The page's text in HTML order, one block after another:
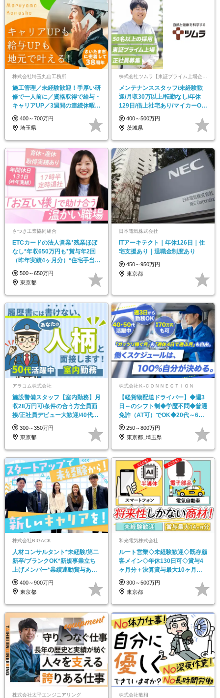
株式会社埼玉丸山工務所
施工管理／未経験歓迎！手厚い研
修で一人前に／資格取得で給与・
キャリアUP／3週間の連続休暇実
績あり
400～700万円
埼玉県
株式会社ツムラ【東証プライム上場企業】
メンテナンススタッフ/未経験歓
迎/月収30万以上/転勤なし/年休
129日/借上社宅あり/マイカーOK/
社食あり
400～500万円
茨城県
さつき工業協同組合
ETCカードの法人営業*残業ほぼ
なし*年収650万円も*賞与年2回
（昨年実績4ヶ月分）*住宅手当*
皆勤手当
500～650万円
東京都
日本電気株式会社
ITアーキテクト｜年休126日｜住
宅支援あり｜退職金制度あり
450～950万円
東京都
アラコム株式会社
施設警備スタッフ【室内勤務】月
収28万円可/条件の合う方全員面
接/正社員デビュー大歓迎/40代・
50代活躍中
300～350万円
東京都
株式会社Ｋ‐ＣＯＮＮＥＣＴＩＯＮ
【軽貨物配送ドライバー】◆週3
日～のシフト制◆学歴不問◆普通
免許（AT可）でOK◆20代～60
代・女性活躍
250～800万円
東京都_埼玉県
株式会社BIGACK
人材コンサルタント*未経験/第二
新卒/ブランクOK*新規事業立ち
上げメンバー*業績連動賞与あり*
土日祝休
400～900万円
東京都
和光電気株式会社
ルート営業◇未経験歓迎◇既存顧
客メイン◇年休130日可◇賞与4
ヶ月分＋決算賞与最大10ヶ月分
◇残業ほぼなし
300～500万円
東京都
株式会社太平エンジニアリング 株式会社敬相